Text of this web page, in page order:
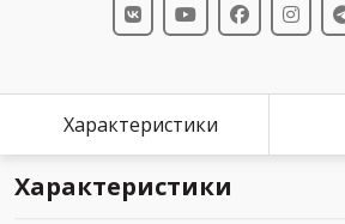
Характеристики
Характеристики